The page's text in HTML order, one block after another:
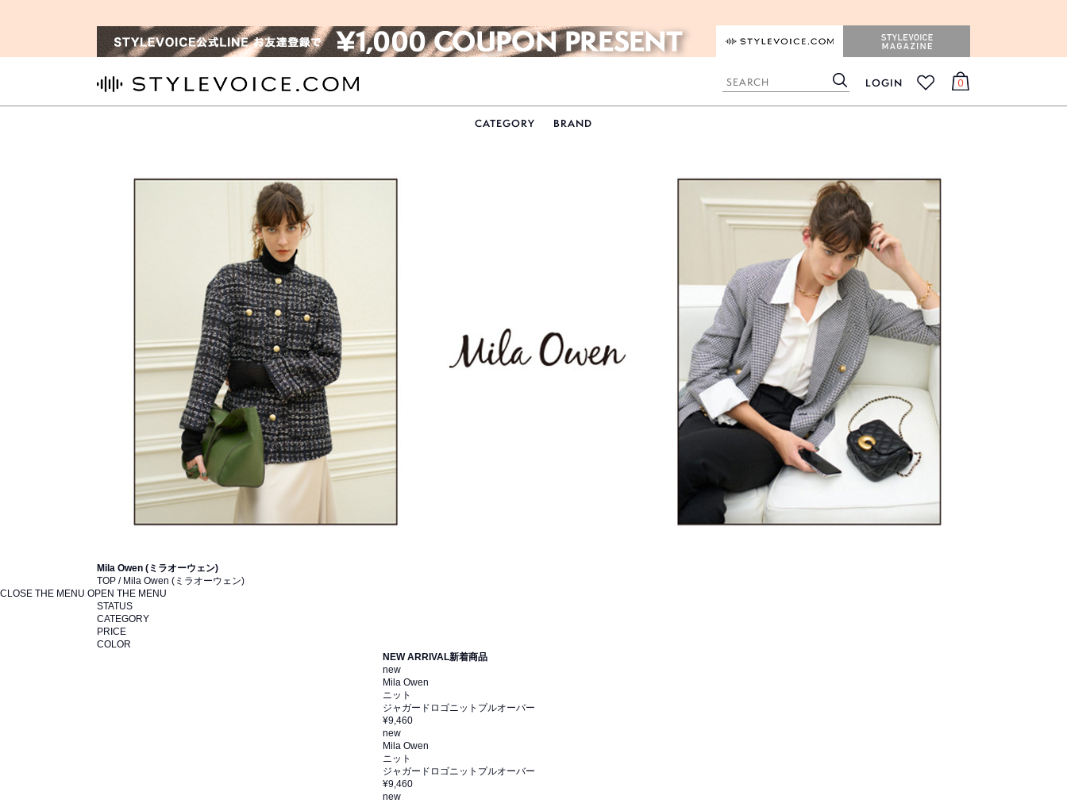
検
索
LOGIN
0
CATEGORY BRAND
Mila Owen (ミラオーウェン)
TOP / Mila Owen (ミラオーウェン)
CLOSE THE MENU OPEN THE MENU
STATUS
CATEGORY
PRICE
COLOR
NEW ARRIVAL新着商品
new
Mila Owen
ニット
ジャガードロゴニットプルオーバー
¥9,460
new
Mila Owen
ニット
ジャガードロゴニットプルオーバー
¥9,460
new